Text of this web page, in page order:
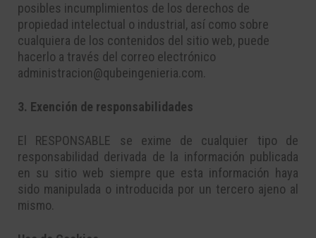
posibles incumplimientos de los derechos de
propiedad intelectual o industrial, así como sobre
cualquiera de los contenidos del sitio web, puede
hacerlo a través del correo electrónico
administracion@qubeingenieria.com.
3. Exención de responsabilidades
El RESPONSABLE se exime de cualquier tipo de
responsabilidad derivada de la información publicada
en su sitio web siempre que esta información haya
sido manipulada o introducida por un tercero ajeno al
mismo.